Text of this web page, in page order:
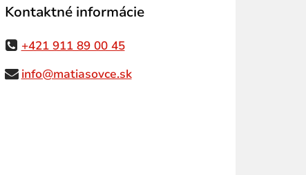
Kontaktné informácie
+421 911 89 00 45
info@matiasovce.sk